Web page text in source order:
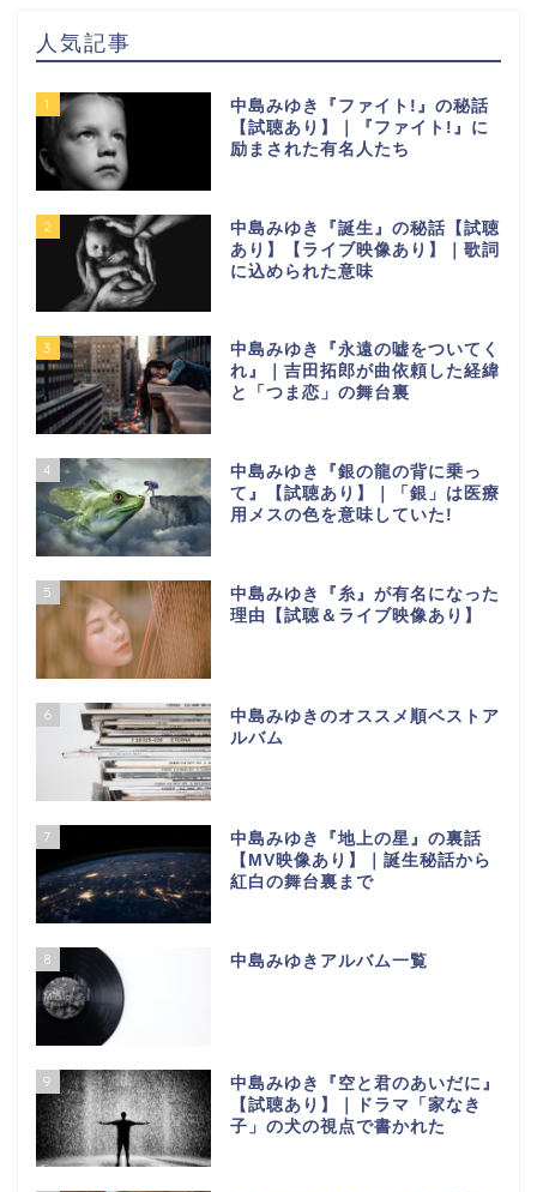
人気記事
1
中島みゆき『ファイト!』の秘話
【試聴あり】｜『ファイト!』に
励まされた有名人たち
2
中島みゆき『誕生』の秘話【試聴
あり】【ライブ映像あり】｜歌詞
に込められた意味
3
中島みゆき『永遠の嘘をついてく
れ』｜吉田拓郎が曲依頼した経緯
と「つま恋」の舞台裏
4
中島みゆき『銀の龍の背に乗っ
て』【試聴あり】｜「銀」は医療
用メスの色を意味していた!
5
中島みゆき『糸』が有名になった
理由【試聴＆ライブ映像あり】
6
中島みゆきのオススメ順ベストア
ルバム
7
中島みゆき『地上の星』の裏話
【МV映像あり】｜誕生秘話から
紅白の舞台裏まで
8 中島みゆきアルバム一覧
9
中島みゆき『空と君のあいだに』
【試聴あり】｜ドラマ「家なき
子」の犬の視点で書かれた